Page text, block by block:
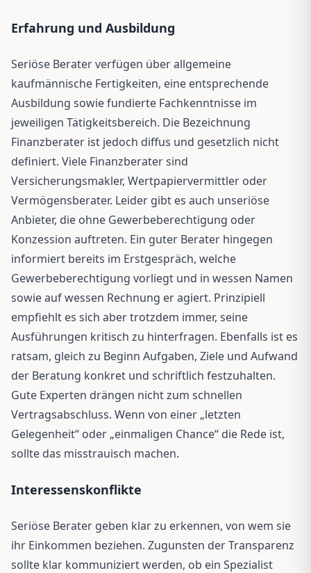
Erfahrung und Ausbildung
Seriöse Berater verfügen über allgemeine
kaufmännische Fertigkeiten, eine entsprechende
Ausbildung sowie fundierte Fachkenntnisse im
jeweiligen Tätigkeitsbereich. Die Bezeichnung
Finanzberater ist jedoch diffus und gesetzlich nicht
definiert. Viele Finanzberater sind
Versicherungsmakler, Wertpapiervermittler oder
Vermögensberater. Leider gibt es auch unseriöse
Anbieter, die ohne Gewerbeberechtigung oder
Konzession auftreten. Ein guter Berater hingegen
informiert bereits im Erstgespräch, welche
Gewerbeberechtigung vorliegt und in wessen Namen
sowie auf wessen Rechnung er agiert. Prinzipiell
empfiehlt es sich aber trotzdem immer, seine
Ausführungen kritisch zu hinterfragen. Ebenfalls ist es
ratsam, gleich zu Beginn Aufgaben, Ziele und Aufwand
der Beratung konkret und schriftlich festzuhalten.
Gute Experten drängen nicht zum schnellen
Vertragsabschluss. Wenn von einer „letzten
Gelegenheit“ oder „einmaligen Chance“ die Rede ist,
sollte das misstrauisch machen.
Interessenskonflikte
Seriöse Berater geben klar zu erkennen, von wem sie
ihr Einkommen beziehen. Zugunsten der Transparenz
sollte klar kommuniziert werden, ob ein Spezialist